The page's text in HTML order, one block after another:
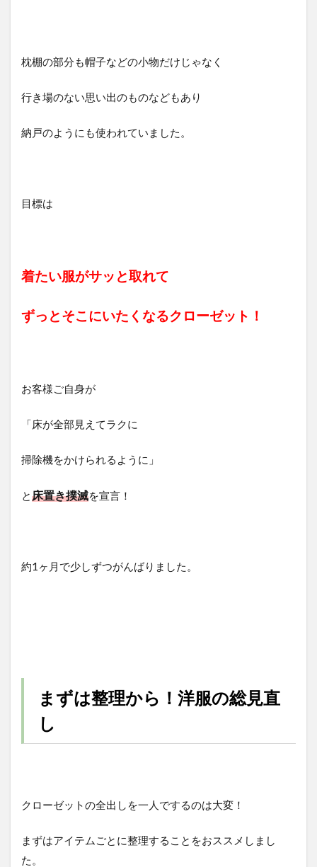
枕棚の部分も帽子などの小物だけじゃなく
行き場のない思い出のものなどもあり
納戸のようにも使われていました。
目標は
着たい服がサッと取れて
ずっとそこにいたくなるクローゼット！
お客様ご自身が
「床が全部見えてラクに
掃除機をかけられるように」
と床置き撲滅を宣言！
約1ヶ月で少しずつがんばりました。
まずは整理から！洋服の総見直
し
クローゼットの全出しを一人でするのは大変！
まずはアイテムごとに整理することをおススメしまし
た。